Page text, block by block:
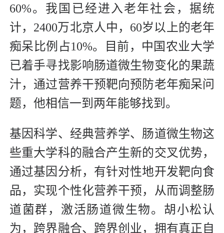
60%。我国已经进入老年社会，据统
计，2400万北京人中，60岁以上的老年
痴呆比例占10%。目前，中国农业大学
已着手寻找影响肠道微生物变化的果蔬
汁，通过营养干预靶向预防老年痴呆问
题，他相信一到两年能够找到。
基因科学、经典营养学、肠道微生物这
些重大学科的融合产生新的交叉优势，
通过基因分析，有针对性地开发靶向食
品，实现个性化营养干预，从而调整肠
道菌群，激活肠道微生物。胡小松认
为，跨界融合、跨界创业，拥有真正自